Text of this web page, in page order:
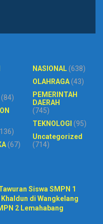
(84)
(67)
NASIONAL(638)
OLAHRAGA(43)
PEMERINTAH
DAERAH
(745)
TEKNOLOGI (95)
Uncategorized
(714)
Siswa SMPN 1
di Wangkelang
2 Lemahabang